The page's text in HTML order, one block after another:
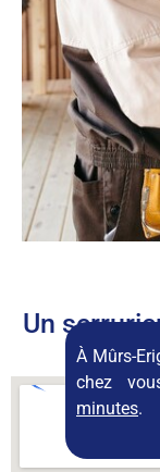
Un
À Mûrs-
chez
minutes.